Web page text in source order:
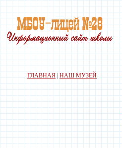
ГЛАВНАЯ НАШ МУЗЕЙ